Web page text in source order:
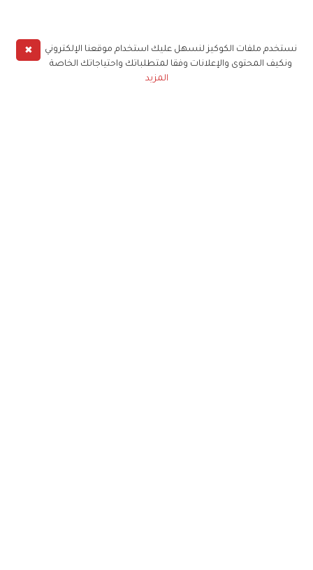
✖
نستخدم ملفات الكوكيز لنسهل عليك استخدام موقعنا الإلكتروني
ونكيف المحتوى والإعلانات وفقا لمتطلباتك واحتياجاتك الخاصة
المزيد